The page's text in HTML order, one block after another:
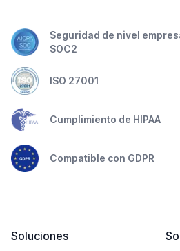
Seguridad de nivel
SOC2
ISO 27001
Cumplimiento de HIPAA
Compatible con GDPR
Soluciones